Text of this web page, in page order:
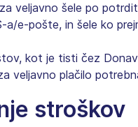
veljavno šele po
a/e-pošte, in šele ko
kot je tisti čez
veljavno plačilo
stroškov